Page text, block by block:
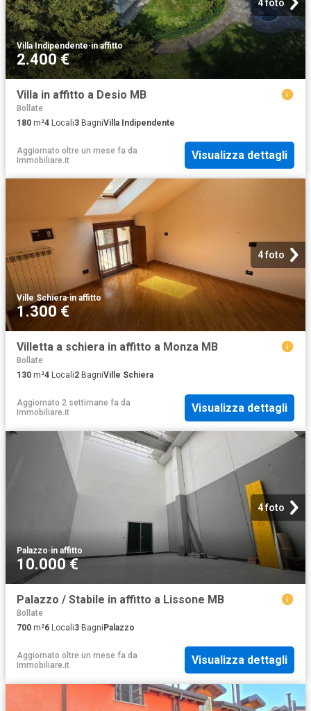
4 foto
Villa Indipendente·in affitto
2.400 €
Villa in affitto a Desio MB
Bollate
180 m²4 Locali3 BagniVilla Indipendente
Aggiornato oltre un mese fa da
Immobiliare.it
Visualizza dettagli
4 foto
Ville Schiera·in affitto
1.300 €
Villetta a schiera in affitto a Monza MB
Bollate
130 m²4 Locali2 BagniVille Schiera
Aggiornato 2 settimane fa da
Immobiliare.it
Visualizza dettagli
4 foto
Palazzo·in affitto
10.000 €
Palazzo / Stabile in affitto a Lissone MB
Bollate
700 m²6 Locali3 BagniPalazzo
Aggiornato oltre un mese fa da
Immobiliare.it
Visualizza dettagli